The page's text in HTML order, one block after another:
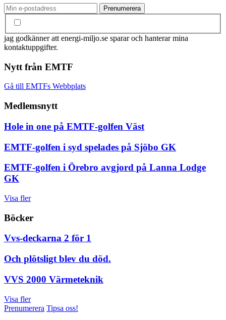
jag godkänner att energi-miljo.se sparar och hanterar mina
kontaktuppgifter.
Nytt från EMTF
Gå till EMTFs Webbplats
Medlemsnytt
Hole in one på EMTF-golfen Väst
EMTF-golfen i syd spelades på Sjöbo GK
EMTF-golfen i Örebro avgjord på Lanna Lodge
GK
Visa fler
Böcker
Vvs-deckarna 2 för 1
Och plötsligt blev du död.
VVS 2000 Värmeteknik
Visa fler
Prenumerera Tipsa oss!